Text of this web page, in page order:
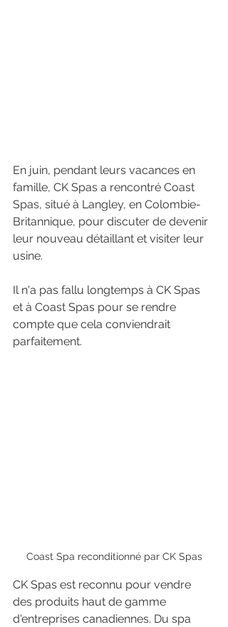
En juin, pendant leurs vacances en
famille, CK Spas a rencontré Coast
Spas, situé à Langley, en Colombie-
Britannique, pour discuter de devenir
leur nouveau détaillant et visiter leur
usine.
Il n'a pas fallu longtemps à CK Spas
et à Coast Spas pour se rendre
compte que cela conviendrait
parfaitement.
Coast Spa reconditionné par CK Spas
CK Spas est reconnu pour vendre
des produits haut de gamme
d'entreprises canadiennes. Du spa